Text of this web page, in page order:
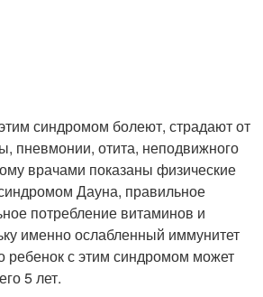
синдромом болеют, страдают от
пневмонии, отита, неподвижного
врачами показаны физические
Дауна, правильное
потребление витаминов и
именно ослабленный иммунитет
ребенок с этим синдромом может
5 лет.